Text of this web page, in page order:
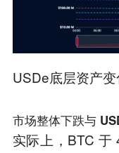
USDe底层资产
市场整体下跌与
实际上，BTC